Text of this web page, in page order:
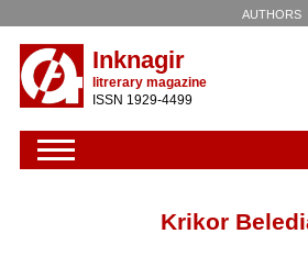
AUTHORS
Inknagir
litrerary magazine
ISSN 1929-4499
Krikor